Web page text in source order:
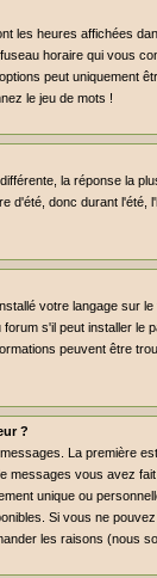
les heures affichées
horaire qui vous
peut uniquement
le jeu de mots !
la réponse la
d'été, donc durant l'été,
votre langage sur
s'il peut installer le
peuvent être
?
La première
messages vous avez
unique ou
Si vous ne
les raisons (nous